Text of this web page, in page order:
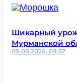
Шикарный
Мурманской
09.08.2026, 09:57